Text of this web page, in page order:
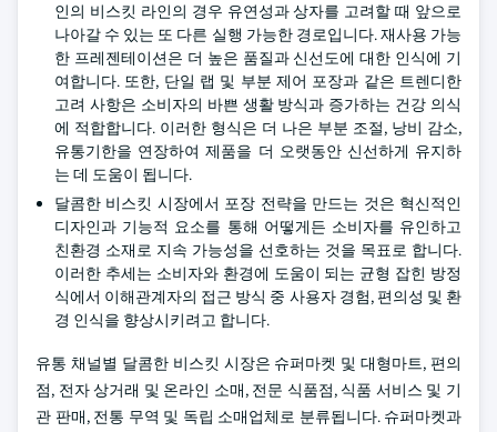
인의 비스킷 라인의 경우 유연성과 상자를 고려할 때 앞으로
나아갈 수 있는 또 다른 실행 가능한 경로입니다. 재사용 가능
한 프레젠테이션은 더 높은 품질과 신선도에 대한 인식에 기
여합니다. 또한, 단일 랩 및 부분 제어 포장과 같은 트렌디한
고려 사항은 소비자의 바쁜 생활 방식과 증가하는 건강 의식
에 적합합니다. 이러한 형식은 더 나은 부분 조절, 낭비 감소,
유통기한을 연장하여 제품을 더 오랫동안 신선하게 유지하
는 데 도움이 됩니다.
달콤한 비스킷 시장에서 포장 전략을 만드는 것은 혁신적인
디자인과 기능적 요소를 통해 어떻게든 소비자를 유인하고
친환경 소재로 지속 가능성을 선호하는 것을 목표로 합니다.
이러한 추세는 소비자와 환경에 도움이 되는 균형 잡힌 방정
식에서 이해관계자의 접근 방식 중 사용자 경험, 편의성 및 환
경 인식을 향상시키려고 합니다.
유통 채널별 달콤한 비스킷 시장은 슈퍼마켓 및 대형마트, 편의
점, 전자 상거래 및 온라인 소매, 전문 식품점, 식품 서비스 및 기
관 판매, 전통 무역 및 독립 소매업체로 분류됩니다. 슈퍼마켓과